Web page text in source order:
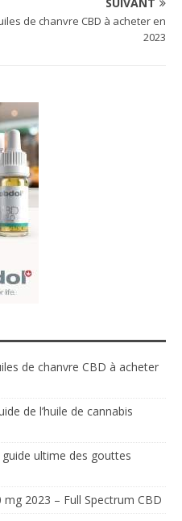
de chanvre CBD à acheter en
2023
de chanvre CBD à acheter
de l’huile de cannabis
ultime des gouttes
2023 – Full Spectrum CBD